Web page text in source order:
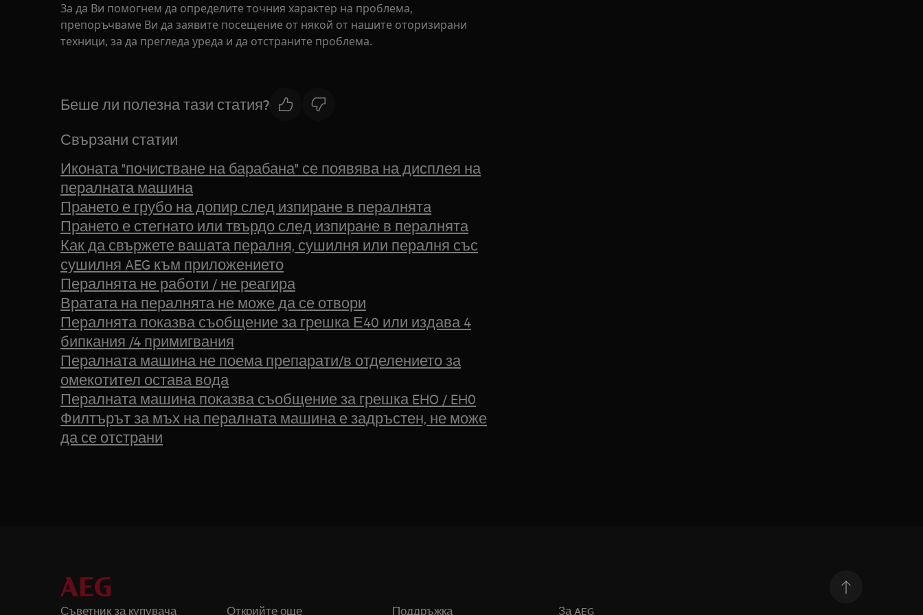
За да Ви помогнем да определите точния характер на проблема,
препоръчваме Ви да заявите посещение от някой от нашите оторизирани
техници, за да прегледа уреда и да отстраните проблема.
Беше ли полезна тази статия?
Свързани статии
Иконата "почистване на барабана" се появява на дисплея на
пералната машина
Прането е грубо на допир след изпиране в пералнята
Прането е стегнато или твърдо след изпиране в пералнята
Как да свържете вашата пералня, сушилня или пералня със
сушилня AEG към приложението
Пералнята не работи / не реагира
Вратата на пералнята не може да се отвори
Пералнята показва съобщение за грешка Е40 или издава 4
бипкания /4 примигвания
Пералната машина не поема препарати/в отделението за
омекотител остава вода
Пералната машина показва съобщение за грешка EHO / EH0
Филтърът за мъх на пералната машина е задръстен, не може
да се отстрани
Съветник за купувача Открийте още Поддръжка За AEG